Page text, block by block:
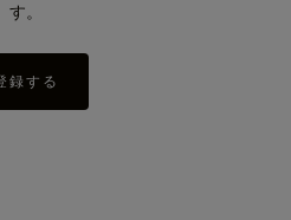
す。
録する